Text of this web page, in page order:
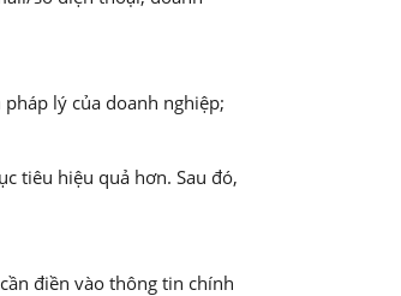
lý của doanh nghiệp;
tiêu hiệu quả hơn. Sau đó,
điền vào thông tin chính